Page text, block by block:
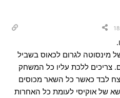
מינסוטה לגרום לכאוס בשביל
צריכים ללכת עליו כל המשחק
לבד כאשר כל השאר מכוסים
של אוקיסי לעומת כל האחרות